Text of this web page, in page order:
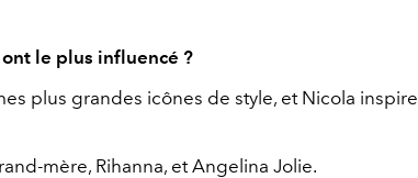
le plus influencé ?
plus grandes icônes de style, et Nicola inspire
mère, Rihanna, et Angelina Jolie.